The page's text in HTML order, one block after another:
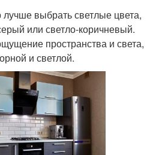
лучше выбрать светлые цвета,
или светло-коричневый.
пространства и света,
и светлой.